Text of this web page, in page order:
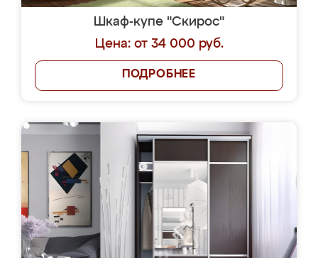
Шкаф-купе "Скирос"
Цена: от 34 000 руб.
ПОДРОБНЕЕ